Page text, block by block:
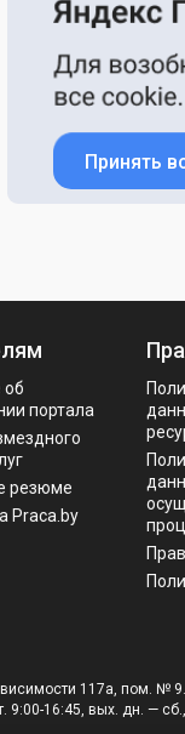
Принять
об
портала
резюме
Praca.by
117а, пом. № 9.
9:00-16:45, вых. дн. — сб.,